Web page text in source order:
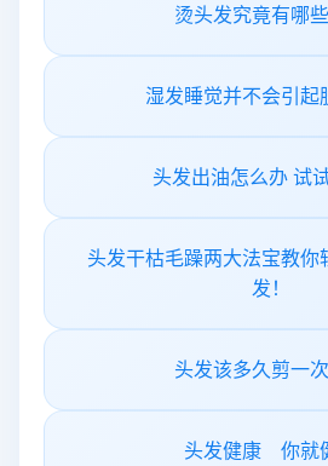
烫头发究竟有哪
湿发睡觉并不会引起
头发出油怎么办 试
头发干枯毛躁两大法宝教你
发！
头发该多久剪一次
头发健康 你就